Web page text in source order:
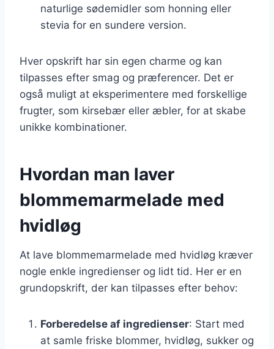
naturlige sødemidler som honning eller
stevia for en sundere version.
Hver opskrift har sin egen charme og kan
tilpasses efter smag og præferencer. Det er
også muligt at eksperimentere med forskellige
frugter, som kirsebær eller æbler, for at skabe
unikke kombinationer.
Hvordan man laver
blommemarmelade med
hvidløg
At lave blommemarmelade med hvidløg kræver
nogle enkle ingredienser og lidt tid. Her er en
grundopskrift, der kan tilpasses efter behov:
Forberedelse af ingredienser: Start med
at samle friske blommer, hvidløg, sukker og